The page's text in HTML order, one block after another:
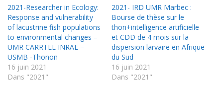
2021-Researcher in Ecology:
Response and vulnerability
of lacustrine fish populations
to environmental changes –
UMR CARRTEL INRAE –
USMB -Thonon
16 juin 2021
Dans "2021"
2021- IRD UMR Marbec :
Bourse de thèse sur le
thon+intelligence artificielle
et CDD de 4 mois sur la
dispersion larvaire en Afrique
du Sud
16 juin 2021
Dans "2021"